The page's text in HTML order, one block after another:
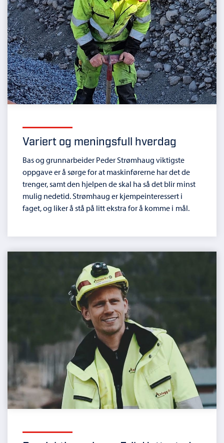
Variert og meningsfull hverdag
Bas og grunnarbeider Peder Strømhaug viktigste
oppgave er å sørge for at maskinførerne har det de
trenger, samt den hjelpen de skal ha så det blir minst
mulig nedetid. Strømhaug er kjempeinteressert i
faget, og liker å stå på litt ekstra for å komme i mål.